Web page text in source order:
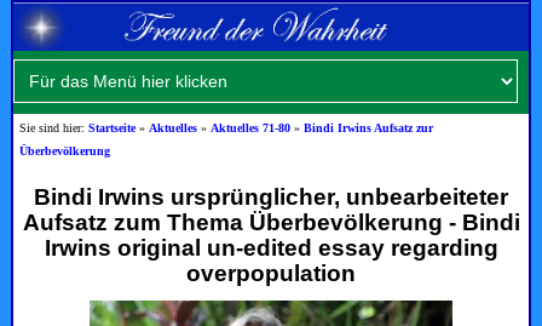
Sie sind hier:Startseite» Aktuelles » Aktuelles 71-80 »Bindi Irwins Aufsatz zur
Überbevölkerung
Bindi Irwins ursprünglicher, unbearbeiteter
Aufsatz zum Thema Überbevölkerung - Bindi
Irwins original un-edited essay regarding
overpopulation